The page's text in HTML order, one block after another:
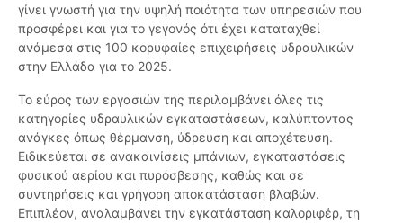
γίνει γνωστή για την υψηλή ποιότητα των υπηρεσιών που
προσφέρει και για το γεγονός ότι έχει καταταχθεί
ανάμεσα στις 100 κορυφαίες επιχειρήσεις υδραυλικών
στην Ελλάδα για το 2025.
Το εύρος των εργασιών της περιλαμβάνει όλες τις
κατηγορίες υδραυλικών εγκαταστάσεων, καλύπτοντας
ανάγκες όπως θέρμανση, ύδρευση και αποχέτευση.
Ειδικεύεται σε ανακαινίσεις μπάνιων, εγκαταστάσεις
φυσικού αερίου και πυρόσβεσης, καθώς και σε
συντηρήσεις και γρήγορη αποκατάσταση βλαβών.
Επιπλέον, αναλαμβάνει την εγκατάσταση καλοριφέρ, τη